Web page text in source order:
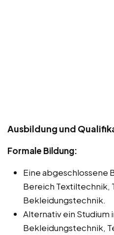
Ausbildung und
Formale Bildung:
Eine abgeschlossene
Bereich Textiltechnik,
Bekleidungstechnik.
Alternativ ein Studium
Bekleidungstechnik,